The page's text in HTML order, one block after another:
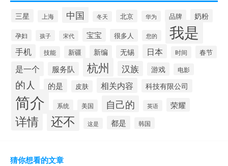
三星 上海 中国 冬天 北京 华为 品牌 奶粉
孕妇 孩子 宋代 宝宝 很多人 您的 我是
手机 技能 新疆 新编 无锡 日本 时间 春节
是一个 服务队 杭州 汉族 游戏 电影
的人 的是 皮肤 相关内容 科技有限公司
简介 系统 美国 自己的 英语 荣耀
详情 还不 这是 都是 韩国
猜你想看的文章